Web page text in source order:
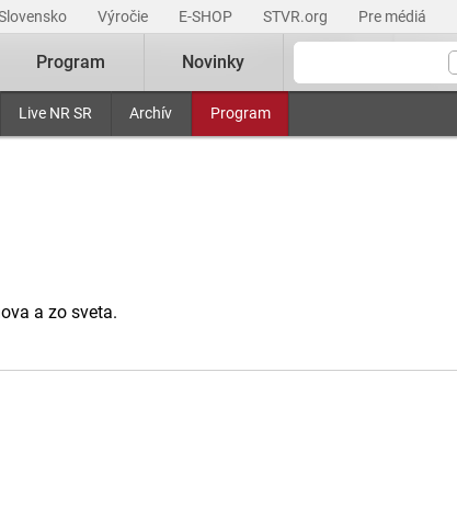
Výročie E-SHOP STVR.org Pre médiá
Live NR SR Archív Program
Program Novinky
a zo sveta.